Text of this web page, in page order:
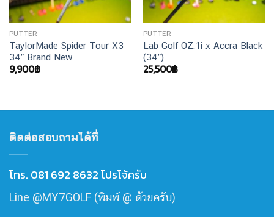
PUTTER
TaylorMade Spider Tour X3
34″ Brand New
9,900฿
PUTTER
Lab Golf OZ.1i x Accra Black
(34″)
25,500฿
ติดต่อสอบถามได้ที่
โทร. 081 692 8632 โปรโจ้ครับ
Line @MY7GOLF (พิมพ์ @ ด้วยครับ)